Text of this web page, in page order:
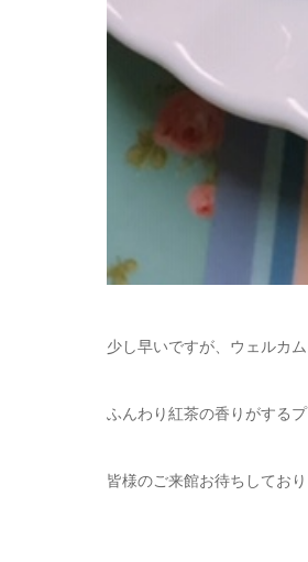
少し早いですが、ウェルカ
ふんわり紅茶の香りがする
皆様のご来館お待ちしてお